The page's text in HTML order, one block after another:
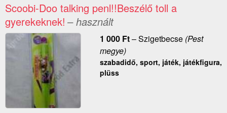
Scoobi-Doo talking penl!!Beszélő toll a
gyerekeknek! – használt
1 000 Ft–Szigetbecse(Pest
megye)
szabadidő, sport, játék, játékfigura,
plüss